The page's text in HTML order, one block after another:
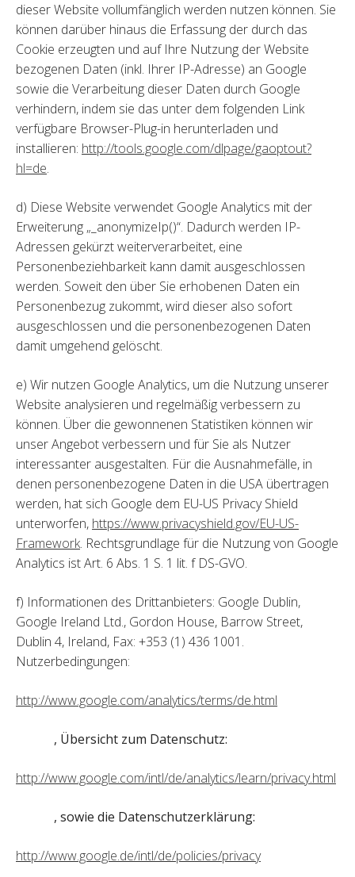
dieser Website vollumfänglich werden nutzen können. Sie
können darüber hinaus die Erfassung der durch das
Cookie erzeugten und auf Ihre Nutzung der Website
bezogenen Daten (inkl. Ihrer IP-Adresse) an Google
sowie die Verarbeitung dieser Daten durch Google
verhindern, indem sie das unter dem folgenden Link
verfügbare Browser-Plug-in herunterladen und
installieren: http://tools.google.com/dlpage/gaoptout?
hl=de.
d) Diese Website verwendet Google Analytics mit der
Erweiterung „_anonymizeIp()“. Dadurch werden IP-
Adressen gekürzt weiterverarbeitet, eine
Personenbeziehbarkeit kann damit ausgeschlossen
werden. Soweit den über Sie erhobenen Daten ein
Personenbezug zukommt, wird dieser also sofort
ausgeschlossen und die personenbezogenen Daten
damit umgehend gelöscht.
e) Wir nutzen Google Analytics, um die Nutzung unserer
Website analysieren und regelmäßig verbessern zu
können. Über die gewonnenen Statistiken können wir
unser Angebot verbessern und für Sie als Nutzer
interessanter ausgestalten. Für die Ausnahmefälle, in
denen personenbezogene Daten in die USA übertragen
werden, hat sich Google dem EU-US Privacy Shield
unterworfen, https://www.privacyshield.gov/EU-US-
Framework. Rechtsgrundlage für die Nutzung von Google
Analytics ist Art. 6 Abs. 1 S. 1 lit. f DS-GVO.
f) Informationen des Drittanbieters: Google Dublin,
Google Ireland Ltd., Gordon House, Barrow Street,
Dublin 4, Ireland, Fax: +353 (1) 436 1001.
Nutzerbedingungen:
http://www.google.com/analytics/terms/de.html
, Übersicht zum Datenschutz:
http://www.google.com/intl/de/analytics/learn/privacy.html
, sowie die Datenschutzerklärung:
http://www.google.de/intl/de/policies/privacy